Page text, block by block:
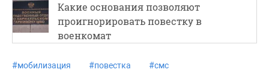
Какие основания позволяют
проигнорировать повестку в
военкомат
#мобилизация #повестка #смс